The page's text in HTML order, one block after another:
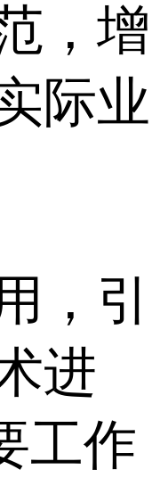
，增
际业
，引
进
工作